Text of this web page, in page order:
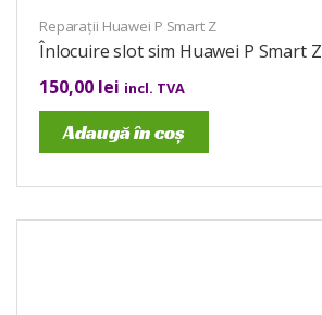
Reparații Huawei P Smart Z
Înlocuire slot sim Huawei P Smart Z
150,00 lei incl. TVA
Adaugă în coș